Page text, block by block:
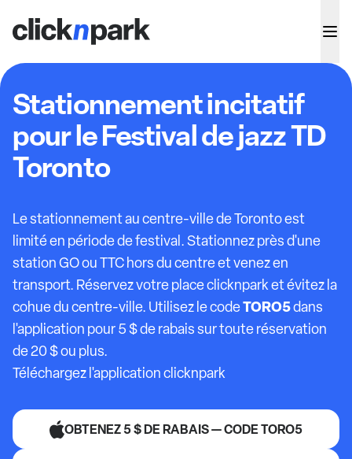
Stationnement incitatif
pour le Festival de jazz TD
Toronto
Le stationnement au centre-ville de Toronto est
limité en période de festival. Stationnez près d'une
station GO ou TTC hors du centre et venez en
transport. Réservez votre place clicknpark et évitez la
cohue du centre-ville. Utilisez le codeTORO5dans
l'application pour 5 $ de rabais sur toute réservation
de 20 $ ou plus.
Téléchargez l'application clicknpark
OBTENEZ 5 $ DE RABAIS — CODE TORO5